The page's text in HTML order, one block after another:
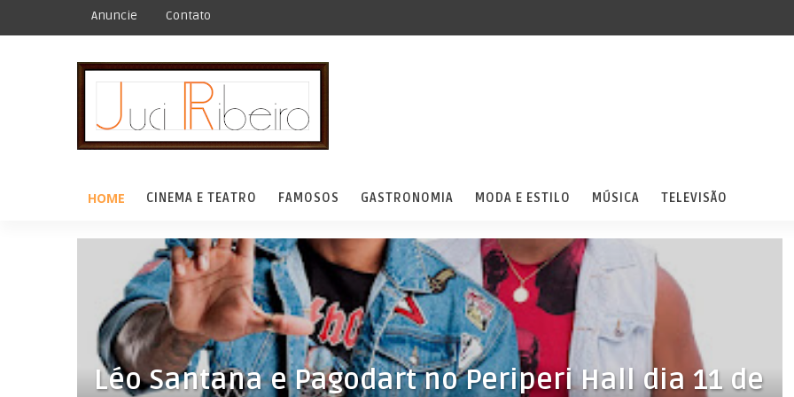
Anuncie Contato
HOME CINEMA E TEATRO FAMOSOS GASTRONOMIA MODA E ESTILO MÚSICA TELEVISÃO
Léo Santana e Pagodart no Periperi Hall dia 11 de